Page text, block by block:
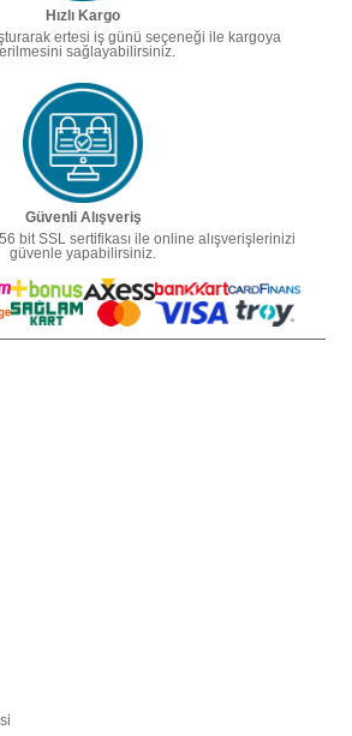
Hızlı Kargo
ertesi iş günü seçeneği ile kargoya
sağlayabilirsiniz.
Güvenli Alışveriş
bit SSL sertifikası ile online alışverişlerinizi
güvenle yapabilirsiniz.